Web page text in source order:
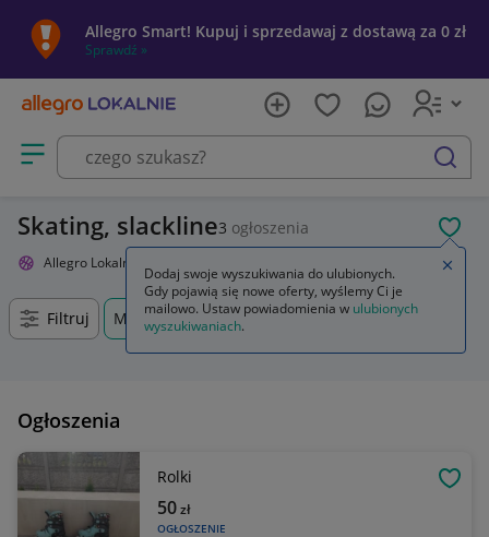
Allegro Smart! Kupuj i sprzedawaj z dostawą za 0 zł
Sprawdź »
Otwórz menu z kategoriami
szukaj
Skating, slackline3 ogłoszenia
Allegro Lokalnie
Filtruj Morawica, Świętokrzyskie, +0 km
Ogłoszenia
Rolki
OGŁOSZENIE
50zł
Dodaj swoje wyszukiwania do ulubionych.
Gdy pojawią się nowe oferty, wyślemy Ci je
mailowo. Ustaw powiadomienia w ulubionych
wyszukiwaniach.